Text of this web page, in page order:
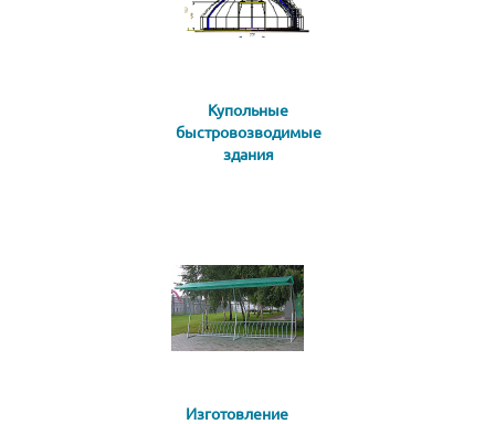
Купольные
быстровозводимые
здания
Изготовление